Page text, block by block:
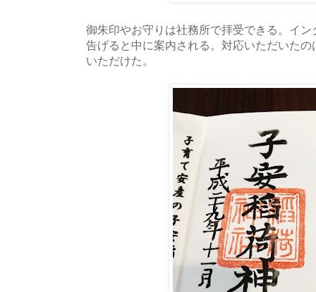
御朱印やお守りは社務所で拝受できる。イ
告げると中に案内される。対応いただいた
いただけた。